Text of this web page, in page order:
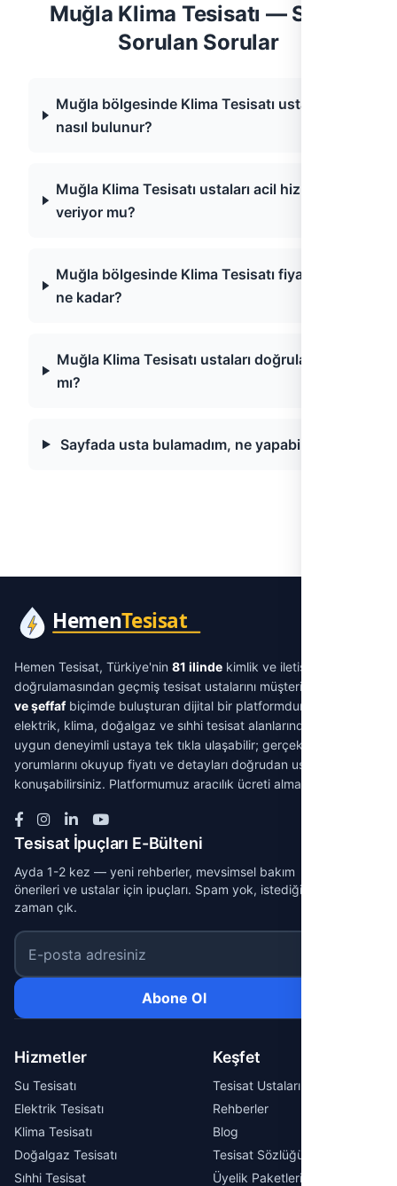
Muğla Klima Tesisatı — Sıkça
Sorulan Sorular
Muğla bölgesinde Klima Tesisatı ustası
nasıl bulunur?
Muğla Klima Tesisatı ustaları acil hizmet
veriyor mu?
Muğla bölgesinde Klima Tesisatı fiyatları
ne kadar?
Muğla Klima Tesisatı ustaları doğrulanmış
mı?
Sayfada usta bulamadım, ne yapabilirim?
Hemen Tesisat, Türkiye'nin 81 ilinde kimlik ve iletişim
doğrulamasından geçmiş tesisat ustalarını müşterilerle
ve şeffafbiçimde buluşturan dijital bir platformdur. Su tesisatı,
elektrik, klima, doğalgaz ve sıhhi tesisat alanlarında ihtiyacınıza
uygun deneyimli ustaya tek tıkla ulaşabilir; gerçek müşteri
yorumlarını okuyup fiyatı ve detayları doğrudan ustayla
konuşabilirsiniz. Platformumuz aracılık ücreti almaz.
Tesisat İpuçları E-Bülteni
Ayda 1-2 kez — yeni rehberler, mevsimsel bakım
önerileri ve ustalar için ipuçları. Spam yok, istediğin
zaman çık.
E-posta adresiniz
Abone Ol
Hizmetler
Su Tesisatı
Elektrik Tesisatı
Klima Tesisatı
Doğalgaz Tesisatı
Sıhhi Tesisat
Keşfet
Tesisat Ustaları
Rehberler
Blog
Tesisat Sözlüğü
Üyelik Paketleri